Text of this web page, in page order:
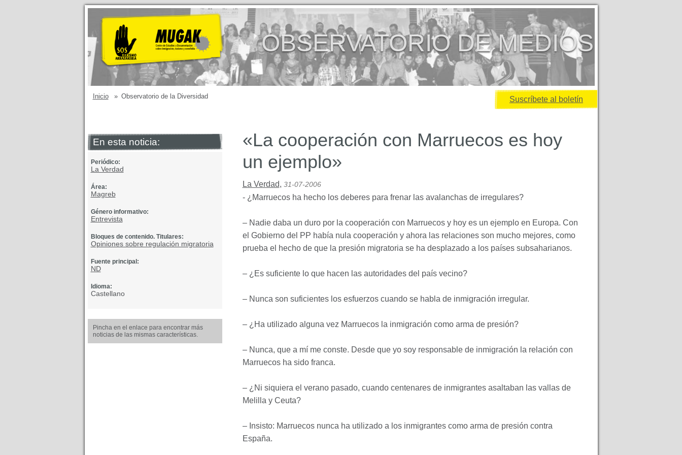
OBSERVATORIO DE MEDIOS
Inicio » Observatorio de la Diversidad Suscríbete al boletín
En esta noticia:
Periódico:
La Verdad
Área:
Magreb
Género informativo:
Entrevista
Bloques de contenido. Titulares:
Opiniones sobre regulación migratoria
Fuente principal:
ND
Idioma:
Castellano
Pincha en el enlace para encontrar más
noticias de las mismas características.
«La cooperación con Marruecos es hoy
un ejemplo»
La Verdad, 31-07-2006
- ¿Marruecos ha hecho los deberes para frenar las avalanchas de irregulares?
– Nadie daba un duro por la cooperación con Marruecos y hoy es un ejemplo en Europa. Con
el Gobierno del PP había nula cooperación y ahora las relaciones son mucho mejores, como
prueba el hecho de que la presión migratoria se ha desplazado a los países subsaharianos.
– ¿Es suficiente lo que hacen las autoridades del país vecino?
– Nunca son suficientes los esfuerzos cuando se habla de inmigración irregular.
– ¿Ha utilizado alguna vez Marruecos la inmigración como arma de presión?
– Nunca, que a mí me conste. Desde que yo soy responsable de inmigración la relación con
Marruecos ha sido franca.
– ¿Ni siquiera el verano pasado, cuando centenares de inmigrantes asaltaban las vallas de
Melilla y Ceuta?
– Insisto: Marruecos nunca ha utilizado a los inmigrantes como arma de presión contra
España.